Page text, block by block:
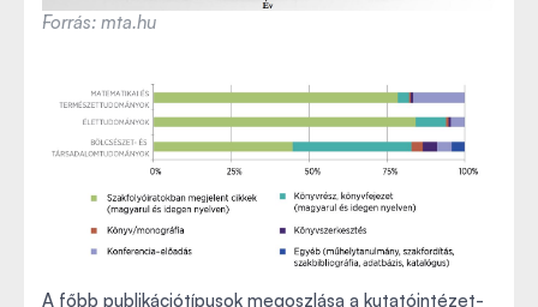
Forrás: mta.hu
A főbb publikációtípusok megoszlása a kutatóintézet-